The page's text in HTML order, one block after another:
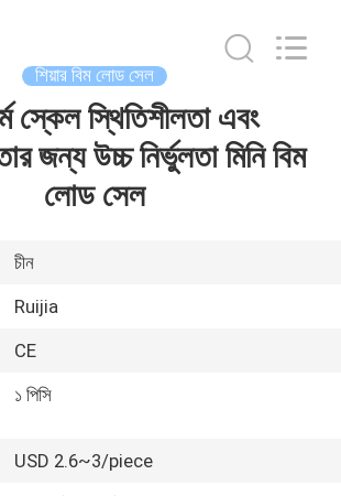
শিয়ার বিম লোড সেল
স্কেল স্থিতিশীলতা এবং
জন্য উচ্চ নির্ভুলতা মিনি বিম
লোড সেল
চীন
Ruijia
CE
১ পিসি
USD 2.6~3/piece